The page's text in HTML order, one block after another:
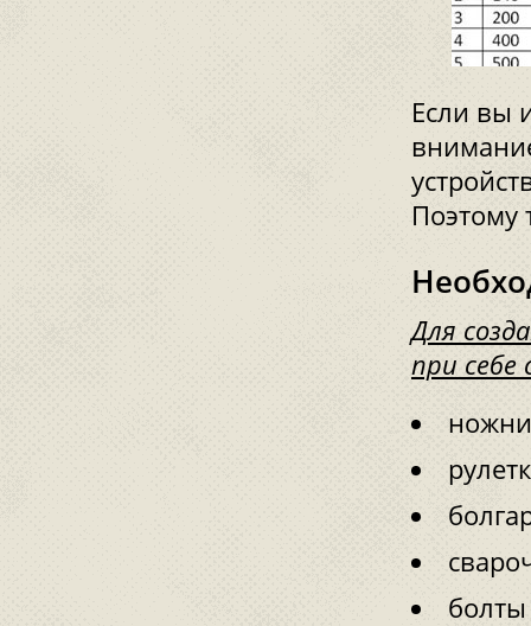
Если вы
Поэтому
Для
при
болты